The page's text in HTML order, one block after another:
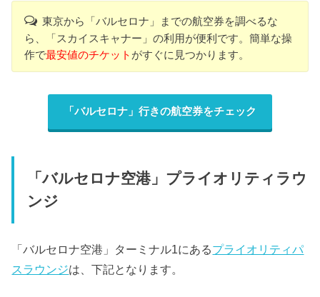
東京から「バルセロナ」までの航空券を調べるな
ら、「スカイスキャナー」の利用が便利です。簡単な操
作で最安値のチケット がすぐに見つかります。
「バルセロナ」行きの航空券をチェック
「バルセロナ空港」プライオリティラウ
ンジ
「バルセロナ空港」ターミナル1にあるプライオリティパ
スラウンジは、下記となります。